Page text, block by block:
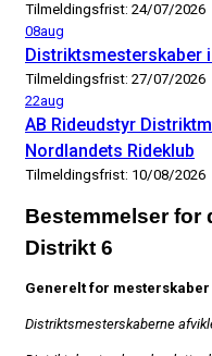
Tilmeldingsfrist: 24/07/2026
08aug
Distriktsmesterskaber
Tilmeldingsfrist: 27/07/2026
22aug
AB Rideudstyr
Nordlandets Rideklub
Tilmeldingsfrist: 10/08/2026
Bestemmelser for
Distrikt 6
Generelt for
Distriktsmesterskaberne